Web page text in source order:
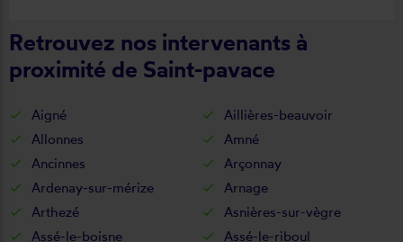
Retrouvez nos intervenants à
proximité de Saint-pavace
Aigné
Aillières-beauvoir
Allonnes
Amné
Ancinnes
Arçonnay
Ardenay-sur-mérize
Arnage
Arthezé
Asnières-sur-vègre
Assé-le-boisne
Assé-le-riboul